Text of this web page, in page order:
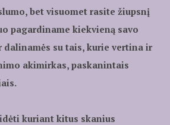
bet visuomet rasite žiupsnį
pagardiname kiekvieną savo
dalinamės su tais, kurie vertina ir
akimirkas, paskanintais
kuriant kitus skanius